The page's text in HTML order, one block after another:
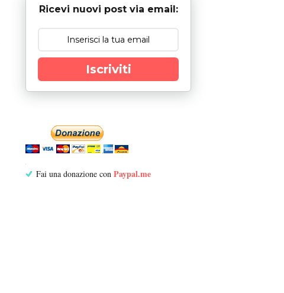
Ricevi nuovi post via email:
Iscriviti
Fai una donazione con Paypal.me